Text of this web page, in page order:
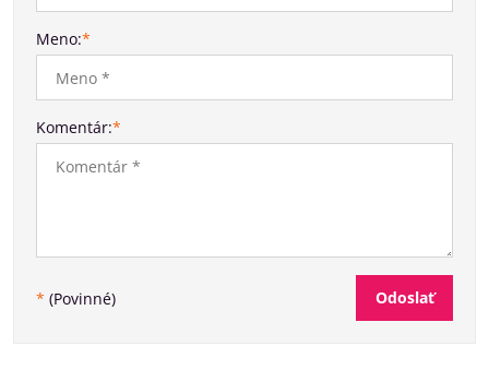
Meno:*
Komentár:*
* (Povinné) Odoslať